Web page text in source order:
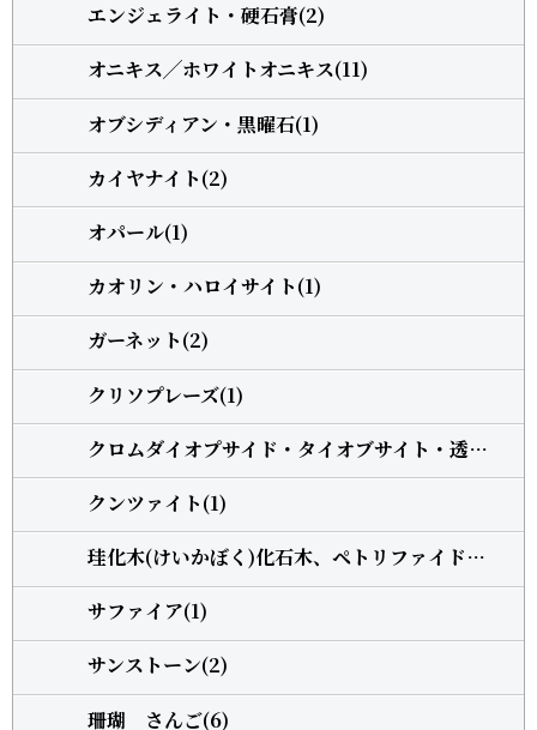
エンジェライト・硬石膏(2)
オニキス╱ホワイトオニキス(11)
オブシディアン・黒曜石(1)
カイヤナイト(2)
オパール(1)
カオリン・ハロイサイト(1)
ガーネット(2)
クリソプレーズ(1)
クロムダイオプサイド・タイオブサイト・透輝石(1)
クンツァイト(1)
珪化木(けいかぼく)化石木、ペトリファイドウッド(1)
サファイア(1)
サンストーン(2)
珊瑚 さんご(6)